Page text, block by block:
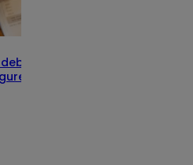
pasar
en su